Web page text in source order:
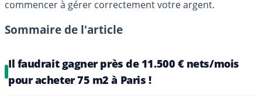
commencer à gérer correctement votre argent.
Sommaire de l'article
Il faudrait gagner près de 11.500 € nets/mois
pour acheter 75 m2 à Paris !